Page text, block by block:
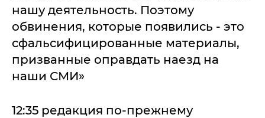
нашу деятельность. Поэтому
обвинения, которые появились - это
сфальсифицированные материалы,
призванные оправдать наезд на
наши СМИ»
12:35 редакция по-прежнему